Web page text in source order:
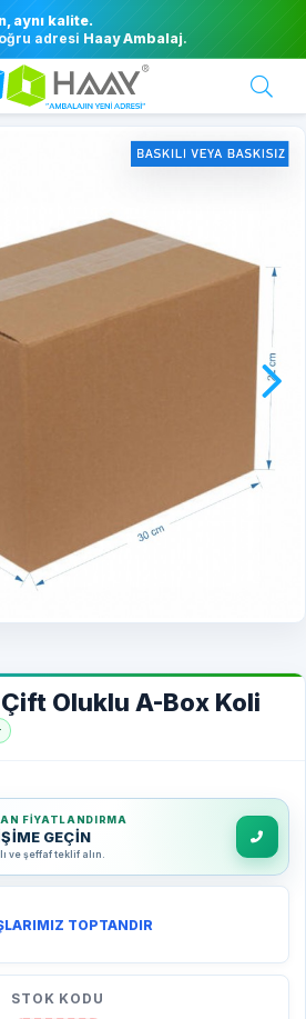
aynı kalite.
adresi Haay Ambalaj.
Oluklu A-Box Koli
FIYATLANDIRMA
GEÇİN
ve şeffaf teklif alın.
TOPTANDIR
STOK KODU